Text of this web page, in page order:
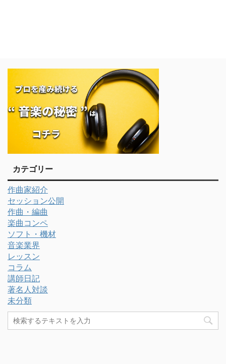
カテゴリー
作曲家紹介
セッション公開
作曲・編曲
楽曲コンペ
ソフト・機材
音楽業界
レッスン
コラム
講師日記
著名人対談
未分類